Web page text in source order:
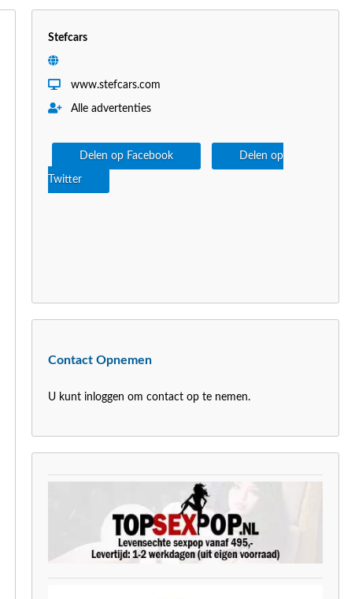
Stefcars
www.stefcars.com
Alle advertenties
Delen op Facebook Delen op
Twitter
Contact Opnemen
U kunt inloggen om contact op te nemen.